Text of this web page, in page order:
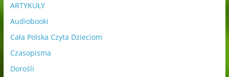
ARTYKUŁY
Audiobooki
Cała Polska Czyta Dzieciom
Czasopisma
Dorośli